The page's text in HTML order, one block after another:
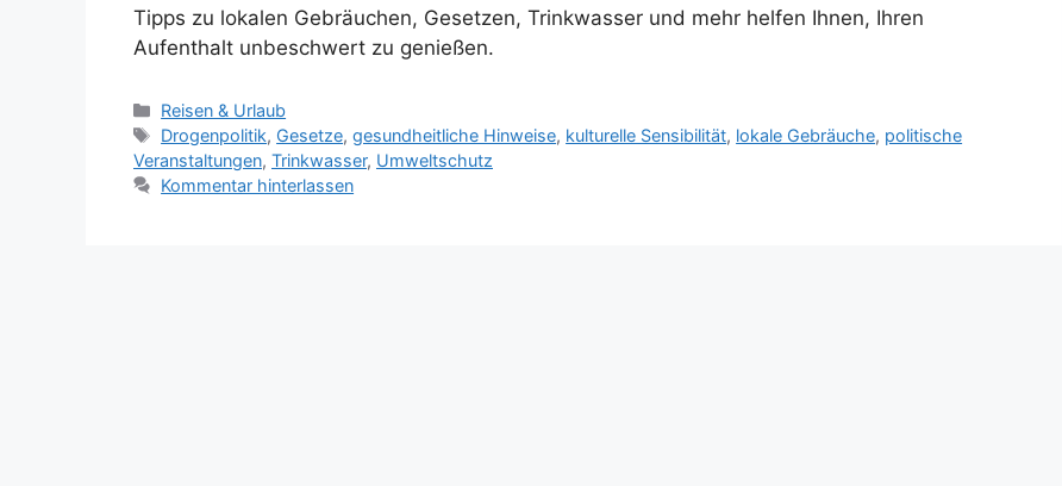
Tipps zu lokalen Gebräuchen, Gesetzen, Trinkwasser und mehr helfen Ihnen, Ihren
Aufenthalt unbeschwert zu genießen.
K
a
t
e
Reisen & Urlaub
S
c
h
Drogenpolitik, Gesetze,gesundheitliche Hinweise, kulturelle Sensibilität, lokale Gebräuche, politische
Veranstaltungen, Trinkwasser, Umweltschutz
Kommentar hinterlassen